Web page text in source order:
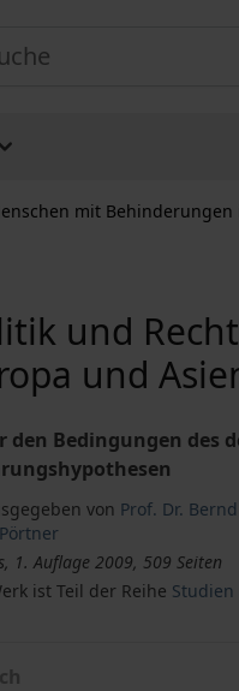
mit Behinderungen
und
und
den Bedingungen des
von Prof. Dr.
1. Auflage 2009, 509 Seiten
ist Teil der Reihe